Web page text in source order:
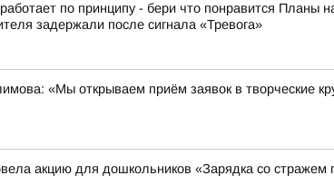
по принципу - бери что понравится Планы
задержали после сигнала «Тревога»
«Мы открываем приём заявок в творческие
акцию для дошкольников «Зарядка со стражем